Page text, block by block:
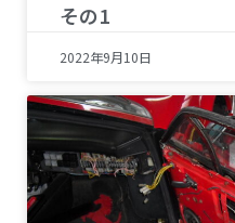
その1
2022年9月10日